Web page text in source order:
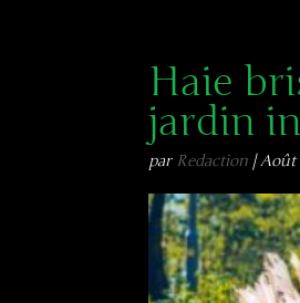
Haie
jardin
par Redaction |Août